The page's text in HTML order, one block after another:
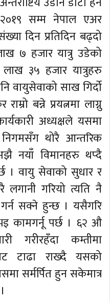
सम्म नेपाल एअर
दिन प्रतिदिन बढ्दो
७ हजार यात्रु उडेको
३५ हजार यात्रुहरु
वायुसेवाको साख गिर्दो
बन्ने प्रयत्नमा लाग्नु
अध्यक्षले यसमा
थोरै आन्तरिक
नयाँ विमानहरु थप्दै
। वायु सेवाको सुधार र
गरियो त्यति नै
सक्ने हुन्छ । यसैगरि
कामगर्नू पर्छ । ६२ औ
गरीरहँदा कम्तीमा
टाढा राख्दै यसको
सर्मर्पित हुन सकेमात्र